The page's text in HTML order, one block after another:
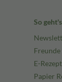
So geht's
E-
Papier